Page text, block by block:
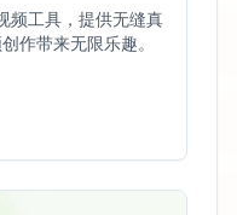
频工具，提供无缝真
作带来无限乐趣。